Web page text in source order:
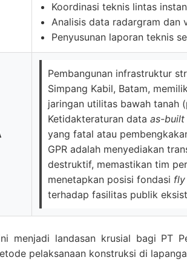
Koordinasi teknis lintas
Analisis data radargram dan
Penyusunan laporan teknis
Pembangunan infrastruktur
Simpang Kabil, Batam,
jaringan utilitas bawah tanah
Ketidakteraturan data as-built
yang fatal atau
GPR adalah menyediakan
destruktif, memastikan tim
menetapkan posisi fondasi
terhadap fasilitas publik
menjadi landasan krusial bagi PT
pelaksanaan konstruksi di